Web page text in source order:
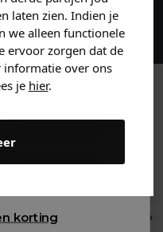
laten zien. Indien je
we alleen functionele
ervoor zorgen dat de
over ons
je hier.
bestelling!
korting